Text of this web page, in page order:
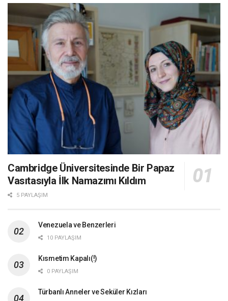
Cambridge Üniversitesinde Bir Papaz
Vasıtasıyla İlk Namazımı Kıldım
5 PAYLAŞIM
Venezuela ve Benzerleri
10 PAYLAŞIM
Kısmetim Kapalı(!)
0 PAYLAŞIM
Türbanlı Anneler ve Seküler Kızları